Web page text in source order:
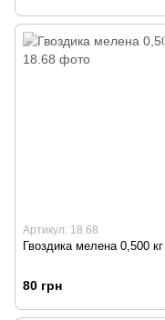
Артикул: 18.68
Гвоздика мелена 0,500 кг
80 грн